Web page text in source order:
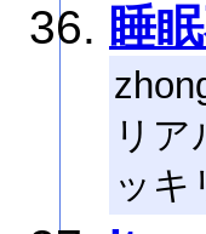
睡
リ
ッキ